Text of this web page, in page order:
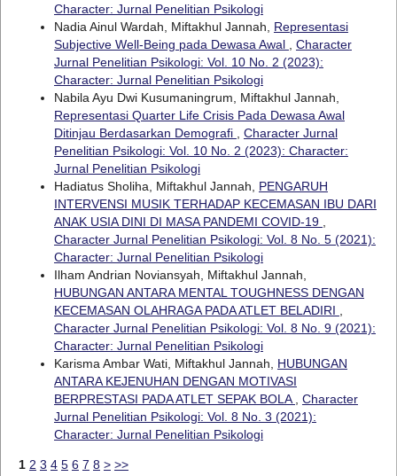
Character: Jurnal Penelitian Psikologi
Nadia Ainul Wardah, Miftakhul Jannah, Representasi
Subjective Well-Being pada Dewasa Awal
Character
Jurnal Penelitian Psikologi: Vol. 10 No. 2 (2023):
Character: Jurnal Penelitian Psikologi
Nabila Ayu Dwi Kusumaningrum, Miftakhul Jannah,
Representasi Quarter Life Crisis Pada Dewasa Awal
Ditinjau Berdasarkan Demografi
Character Jurnal
Penelitian Psikologi: Vol. 10 No. 2 (2023): Character:
Jurnal Penelitian Psikologi
Hadiatus Sholiha, Miftakhul Jannah, PENGARUH
INTERVENSI MUSIK TERHADAP KECEMASAN IBU DARI
ANAK USIA DINI DI MASA PANDEMI COVID-19
Character Jurnal Penelitian Psikologi: Vol. 8 No. 5 (2021):
Character: Jurnal Penelitian Psikologi
Ilham Andrian Noviansyah, Miftakhul Jannah,
HUBUNGAN ANTARA MENTAL TOUGHNESS DENGAN
KECEMASAN OLAHRAGA PADA ATLET BELADIRI
Character Jurnal Penelitian Psikologi: Vol. 8 No. 9 (2021):
Character: Jurnal Penelitian Psikologi
Karisma Ambar Wati, Miftakhul Jannah, HUBUNGAN
ANTARA KEJENUHAN DENGAN MOTIVASI
BERPRESTASI PADA ATLET SEPAK BOLA
Character
Jurnal Penelitian Psikologi: Vol. 8 No. 3 (2021):
Character: Jurnal Penelitian Psikologi
1 2 3 4 5 6 7 8 > >>